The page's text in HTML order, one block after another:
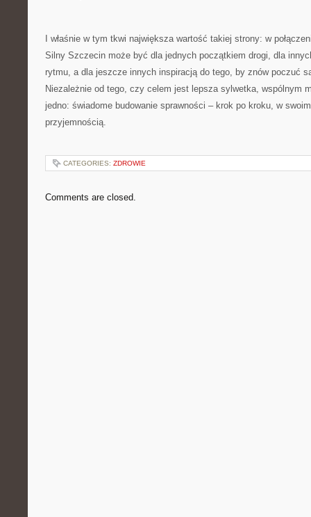
I właśnie w tym tkwi największa wartość takiej strony: w
Silny Szczecin może być dla jednych początkiem drogi, dla
rytmu, a dla jeszcze innych inspiracją do tego, by znów poczuć
Niezależnie od tego, czy celem jest lepsza sylwetka, wspólnym
jedno: świadome budowanie sprawności – krok po kroku, w
przyjemnością.
CATEGORIES: ZDROWIE
Comments are closed.